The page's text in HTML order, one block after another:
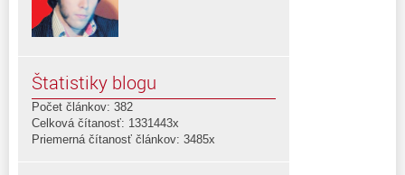
Štatistiky blogu
Počet článkov: 382
Celková čítanosť: 1331443x
Priemerná čítanosť článkov: 3485x